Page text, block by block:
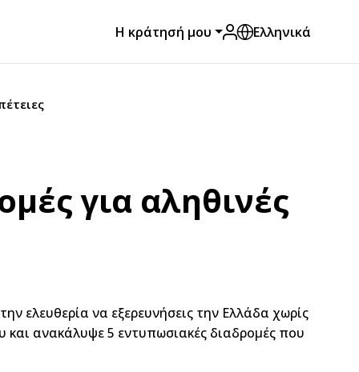
Η κράτησή μου Ελληνικά
για αληθινές
ελευθερία να εξερευνήσεις την Ελλάδα χωρίς
και ανακάλυψε 5 εντυπωσιακές διαδρομές που